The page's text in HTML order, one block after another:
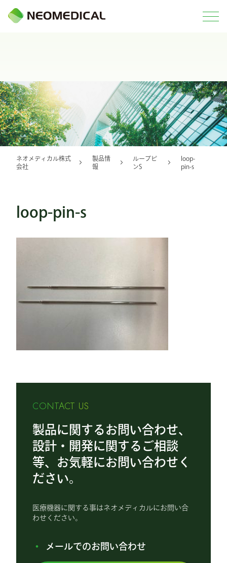
ネオメディカル株式
会社
製品情
報
ループピ
ンS
loop-
pin-s
loop-pin-s
CONTACT US
製品に関するお問い合わせ、
設計・開発に関するご相談
等、お気軽にお問い合わせく
ださい。
医療機器に関する事はネオメディカルにお問い合
わせください。
メールでのお問い合わせ